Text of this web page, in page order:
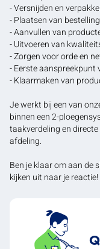
- Versnijden en
- Plaatsen van
- Aanvullen van
- Uitvoeren van
- Zorgen voor orde en
- Eerste
- Klaarmaken van
Je werkt bij een van
binnen een 2-
taakverdeling en
afdeling.
Ben je klaar om aan de
kijken uit naar je reactie!